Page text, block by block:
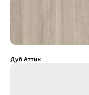
Дуб Аттик